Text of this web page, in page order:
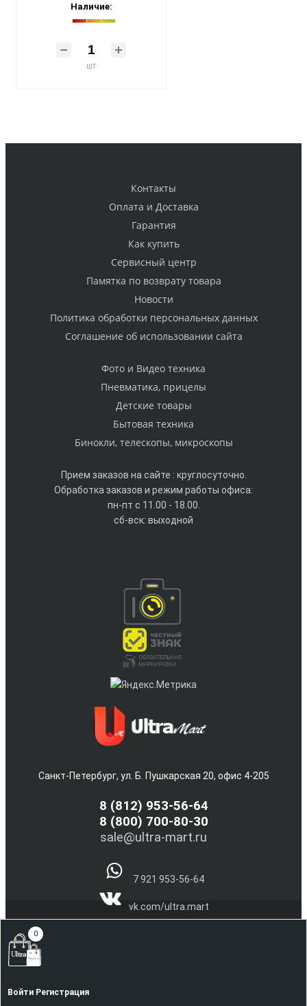
Наличие:
шт
Контакты
Оплата и Доставка
Гарантия
Как купить
Cервисный центр
Памятка по возврату товара
Новости
Политика обработки персональных данных
Cоглашение об использовании сайта
Фото и Видео техника
Пневматика, прицелы
Детские товары
Бытовая техника
Бинокли, телескопы, микроскопы
Прием заказов на сайте : круглосуточно.
Обработка заказов и режим работы офиса:
пн-пт с 11.00 - 18.00.
сб-вск: выходной
Санкт-Петербург, ул. Б. Пушкарская 20, офис 4-205
8 (812) 953-56-64
8 (800) 700-80-30
sale@ultra-mart.ru
7 921 953-56-64
vk.com/ultra.mart
(С) 2005-2026 Интернет магазин электроники и бытовой
0
Войти Регистрация